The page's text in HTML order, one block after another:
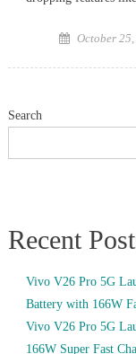
Posted
October
Search
Recent
Vivo V26 Pro 5G
Battery with 166W
Vivo V26 Pro 5G
166W Super Fast